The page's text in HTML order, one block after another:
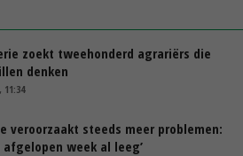
zoekt tweehonderd agrariërs die
denken
11:34
veroorzaakt steeds meer problemen:
afgelopen week al leeg’